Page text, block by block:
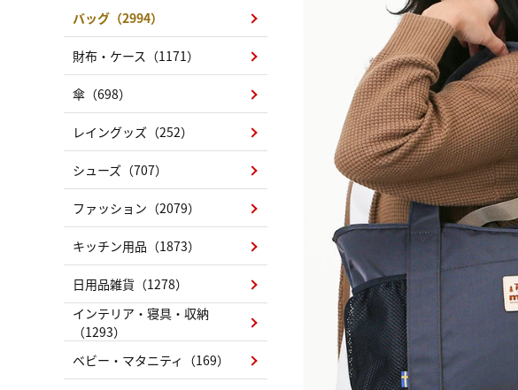
バッグ（2994）
財布・ケース（1171）
傘（698）
レイングッズ（252）
シューズ（707）
ファッション（2079）
キッチン用品（1873）
日用品雑貨（1278）
インテリア・寝具・収納
（1293）
ベビー・マタニティ（169）